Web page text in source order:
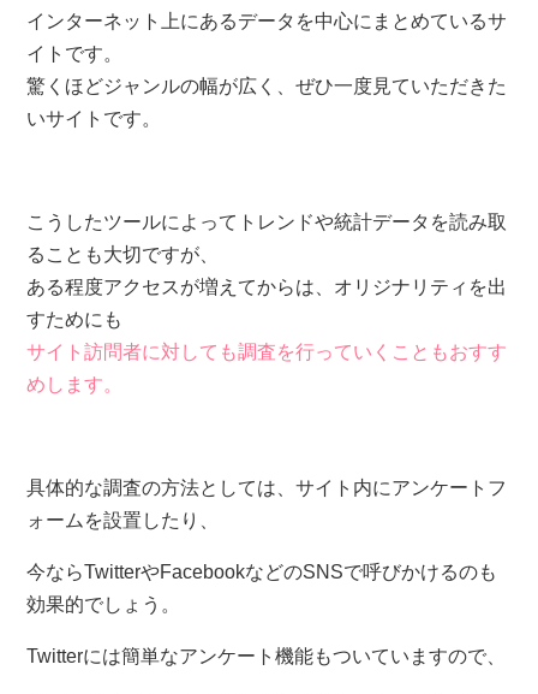
インターネット上にあるデータを中心にまとめているサ
イトです。
驚くほどジャンルの幅が広く、ぜひ一度見ていただきた
いサイトです。
こうしたツールによってトレンドや統計データを読み取
ることも大切ですが、
ある程度アクセスが増えてからは、オリジナリティを出
すためにも
サイト訪問者に対しても調査を行っていくこともおすす
めします。
具体的な調査の方法としては、サイト内にアンケートフ
ォームを設置したり、
今ならTwitterやFacebookなどのSNSで呼びかけるのも
効果的でしょう。
Twitterには簡単なアンケート機能もついていますので、